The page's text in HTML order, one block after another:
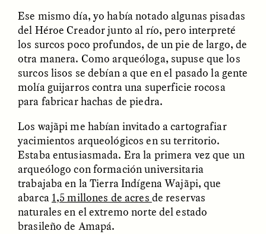
How Bird’s Nests
Become Markers of
Vitality and Status
ORIGINS
90 Years Since Its
Discovery, a Stone Age
Human Still Holds
Lessons
EMMA BIRD
Ese mismo día, yo había notado algunas pisadas
del Héroe Creador junto al río, pero interpreté
los surcos poco profundos, de un pie de largo, de
otra manera. Como arqueóloga, supuse que los
surcos lisos se debían a que en el pasado la gente
molía guijarros contra una superficie rocosa
para fabricar hachas de piedra.
Los wajãpi me habían invitado a cartografiar
yacimientos arqueológicos en su territorio.
Estaba entusiasmada. Era la primera vez que un
arqueólogo con formación universitaria
trabajaba en la Tierra Indígena Wajãpi, que
abarca 1,5 millones de acres de reservas
naturales en el extremo norte del estado
brasileño de Amapá.